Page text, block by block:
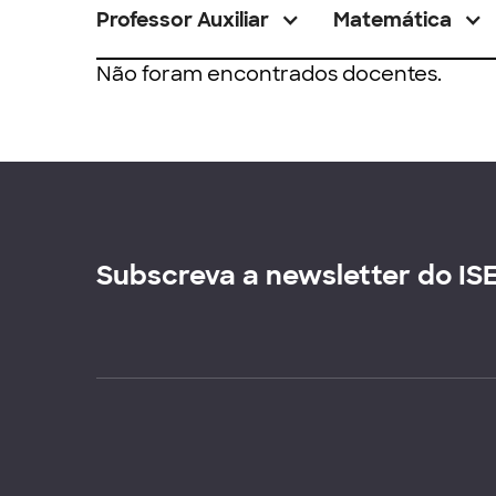
Professor Auxiliar Matemática
Não foram encontrados docentes.
Subscreva a newsletter do